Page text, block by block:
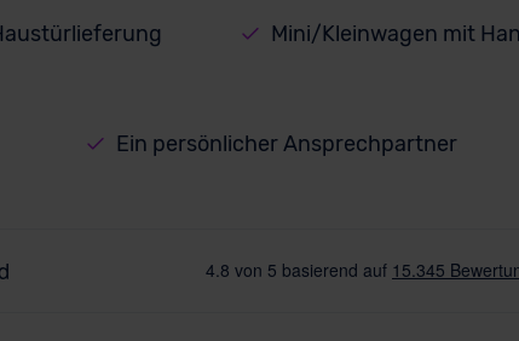
Mini/Kleinwagen mit
Ein persönlicher Ansprechpartner